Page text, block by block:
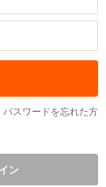
パスワードを忘れた方
ン